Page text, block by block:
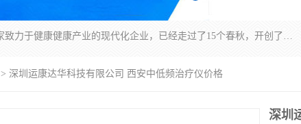
深圳运康达华科技有限公司是一家致力于健康健康产业的现代化企业，已经走过了15个春秋，开创了中医外用发展的新未来，是专业从事中医医疗仪器的研发、生产、销售、服务为一体的子公司，在医疗器械的设计、开发和生产方面率先引进国际先进技术和好的科技人员，先后开发出了场效应治疗仪、多功能治疗仪、颈椎治疗仪、腰椎治疗仪、增效垫等多个系列。
> 深圳运康达华科技有限公司 西安中低频治疗仪价格
深圳